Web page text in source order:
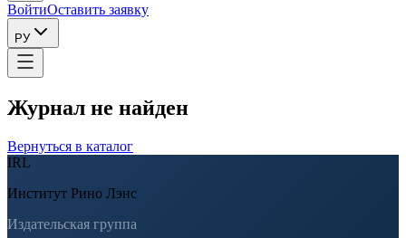
ВойтиОставить заявку
РУ
Журнал не найден
Вернуться в каталог
IRL
Институт Рино Лэнс
Издательская группа